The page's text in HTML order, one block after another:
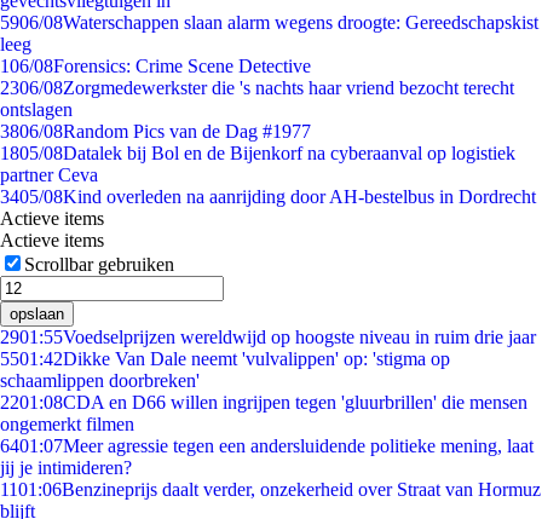
5906/08Waterschappen slaan alarm wegens droogte: Gereedschapskist
leeg
106/08Forensics: Crime Scene Detective
2306/08Zorgmedewerkster die 's nachts haar vriend bezocht terecht
ontslagen
3806/08Random Pics van de Dag #1977
1805/08Datalek bij Bol en de Bijenkorf na cyberaanval op logistiek
partner Ceva
3405/08Kind overleden na aanrijding door AH-bestelbus in Dordrecht
Actieve items
Actieve items
Scrollbar gebruiken
opslaan
2901:55Voedselprijzen wereldwijd op hoogste niveau in ruim drie jaar
5501:42Dikke Van Dale neemt 'vulvalippen' op: 'stigma op
schaamlippen doorbreken'
2201:08CDA en D66 willen ingrijpen tegen 'gluurbrillen' die mensen
ongemerkt filmen
6401:07Meer agressie tegen een andersluidende politieke mening, laat
jij je intimideren?
1101:06Benzineprijs daalt verder, onzekerheid over Straat van Hormuz
blijft